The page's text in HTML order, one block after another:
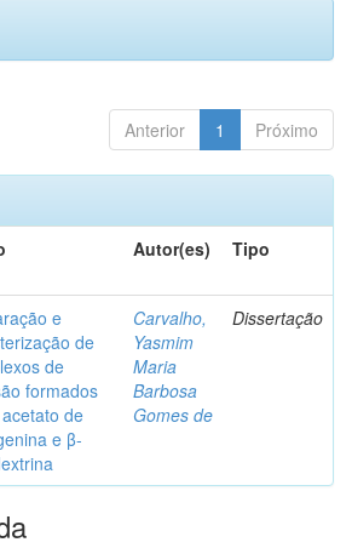
Anterior 1 Próximo
Autor(es) Tipo
e
de
de
formados
de
e β-
Carvalho,
Yasmim
Maria
Barbosa
Gomes de
Dissertação